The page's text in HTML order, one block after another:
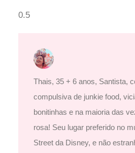
Thais, 35 + 6 anos, Santista,
compulsiva de junkie food,
bonitinhas e na maioria das
rosa! Seu lugar preferido no
Street da Disney, e não